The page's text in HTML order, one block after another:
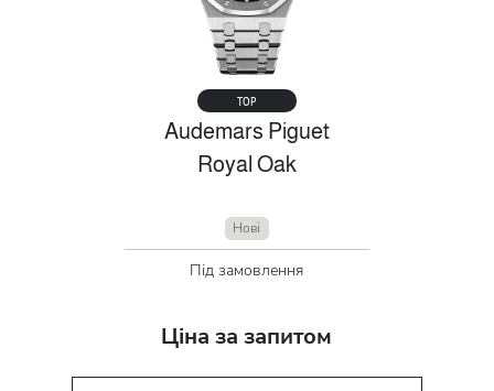
TOP
Audemars Piguet
Royal Oak
Нові
Під замовлення
Ціна за запитом